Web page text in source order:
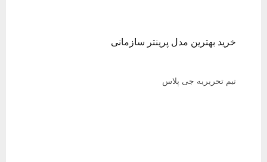
خرید بهترین مدل پرینتر سازمانی
تیم تحریریه جی پلاس